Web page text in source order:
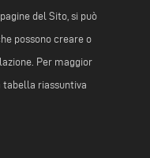
del Sito, si può
possono creare o
Per maggior
tabella riassuntiva